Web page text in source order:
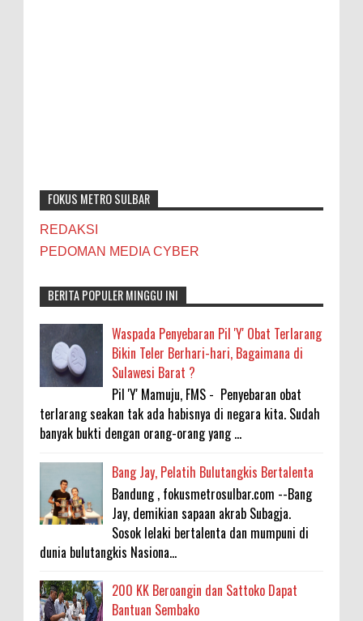
FOKUS METRO SULBAR
REDAKSI
PEDOMAN MEDIA CYBER
BERITA POPULER MINGGU INI
Waspada Penyebaran Pil 'Y' Obat Terlarang
Bikin Teler Berhari-hari, Bagaimana di
Sulawesi Barat ?
Pil 'Y' Mamuju, FMS - Penyebaran obat
terlarang seakan tak ada habisnya di negara kita. Sudah
banyak bukti dengan orang-orang yang ...
Bang Jay, Pelatih Bulutangkis Bertalenta
Bandung , fokusmetrosulbar.com --Bang
Jay, demikian sapaan akrab Subagja.
Sosok lelaki bertalenta dan mumpuni di
dunia bulutangkis Nasiona...
200 KK Beroangin dan Sattoko Dapat
Bantuan Sembako